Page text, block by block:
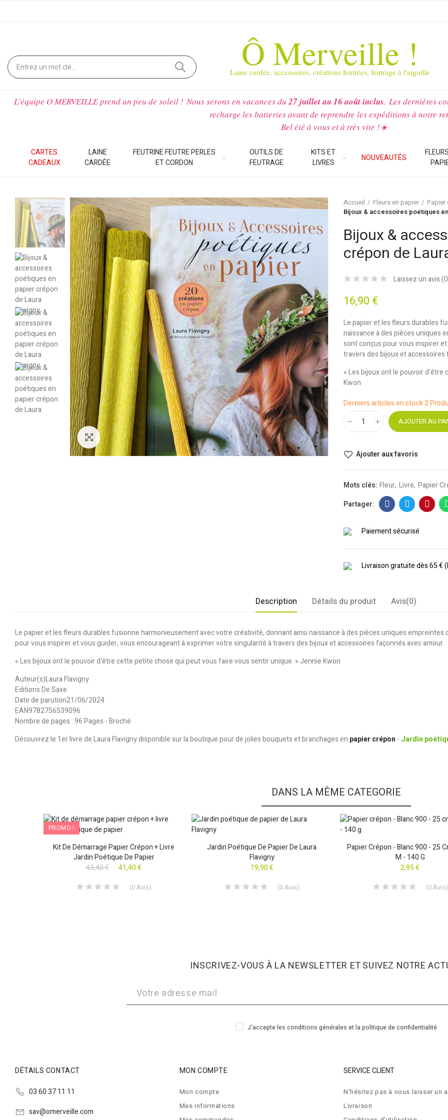
Ô Merveille !
Laine cardée, accessoires, créations feutrées, feutrage à l'aiguille
L'équipe O MERVEILLE prend un peu de soleil ! Nous serons en vacances du27 juillet au 16 août inclus. Les dernières
recharge les batteries avant de reprendre les expéditions à notre
Bel été à vous et à très vite !☀️
CARTES
CADEAUX
LAINE
CARDÉE
FEUTRINE FEUTRE PERLES
ET CORDON
OUTILS DE
FEUTRAGE
KITS ET
LIVRES
NOUVEAUTÉS
Cliquez pour agrandir
Accueil Fleurs en papier
Papier
Bijoux & accessoires poétiques
Bijoux &
crépon de
Laissez un avis (0
16,90 €
Le papier et les fleurs durables
naissance à des pièces uniques
sont conçus pour vous inspirer
travers des bijoux et accessoires
« Les bijoux ont le pouvoir
Kwon
Derniers articles en stock2
AJOUTER AU
Ajouter aux favoris
Mots clés: Fleur Livre Papier
Paiement sécurisé
Livraison gratuite dès 65 €
Description Détails du produit Avis(0)
Le papier et les fleurs durables fusionne harmonieusement avec votre créativité, donnant ainsi naissance à des pièces uniques
pour vous inspirer et vous guider, vous encourageant à exprimer votre singularité à travers des bijoux et accessoires façonnés avec amour.
« Les bijoux ont le pouvoir d'être cette petite chose qui peut vous faire vous sentir unique. » Jennie Kwon
Auteur(s)Laura Flavigny
Editions De Saxe
Date de parution21/06/2024
EAN9782756539096
Nombre de pages : 96 Pages - Broché
Découvrez le 1er livre de Laura Flavigny disponible sur la boutique pour de jolies bouquets et branchages en papier crépon - Jardin
DANS LA MÊME CATEGORIE
PROMO !
Kit De Démarrage Papier Crépon + Livre
Jardin Poétique De Papier
43,40 €
41,40 €
(0Avis)
Jardin Poétique De Papier De Laura
Flavigny
19,90 €
(0Avis)
Papier Crépon - Blanc 900 - 25
M - 140 G
2,95 €
(0Avis)
INSCRIVEZ-VOUS À LA NEWSLETTER ET SUIVEZ NOTRE
J'accepte les conditions générales et la politique de confidentialité
DÉTAILS CONTACT
03 60 37 11 11
sav@omerveille.com
MON COMPTE
Mon compte
Mes informations
SERVICE CLIENT
N'hésitez pas à nous laisser un
Livraison